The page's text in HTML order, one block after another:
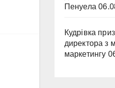
Пенуела
Кудрівка
директора з
маркетингу